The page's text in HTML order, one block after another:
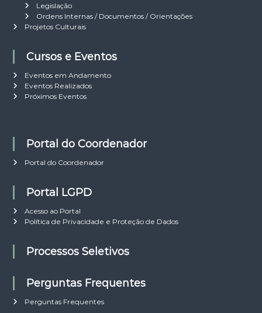
Legislação
Ordens Internas / Documentos / Orientações
Projetos Culturais
Cursos e Eventos
Eventos em Andamento
Eventos Realizados
Próximos Eventos
Portal do Coordenador
Portal do Coordenador
Portal LGPD
Acesso ao Portal
Política de Privacidade e Proteção de Dados
Processos Seletivos
Perguntas Frequentes
Perguntas Frequentes